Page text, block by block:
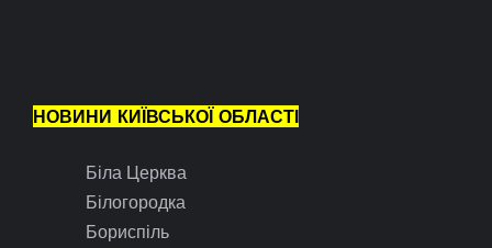
НОВИНИ КИЇВСЬКОЇ ОБЛАСТІ
Біла Церква
Білогородка
Бориспіль